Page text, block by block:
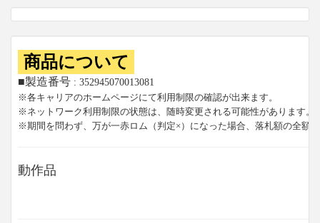
商品について
■製造番号 : 352945070013081
※各キャリアのホームページにて利用制限の確認が出来ます。
※ネットワーク利用制限の状態は、随時変更される可能性があります。
※期間を問わず、万が一赤ロム（判定×）になった場合、落札額の全額
動作品